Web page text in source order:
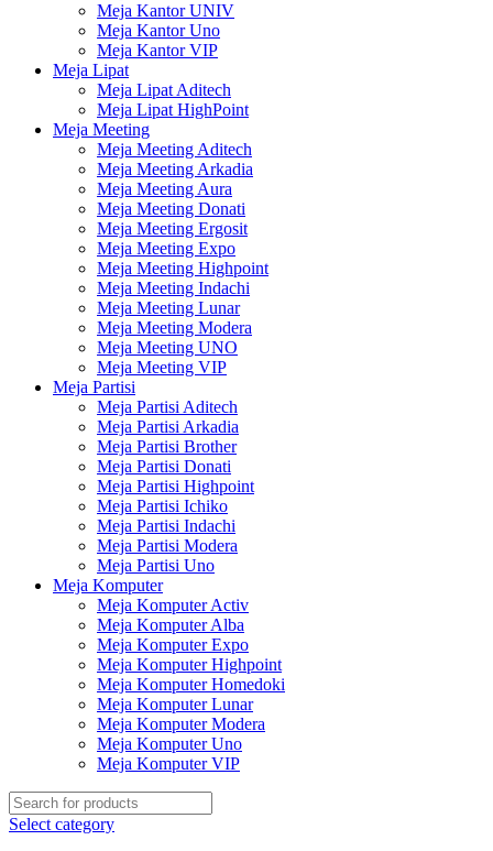
Meja Kantor UNIV
Meja Kantor Uno
Meja Kantor VIP
Meja Lipat
Meja Lipat Aditech
Meja Lipat HighPoint
Meja Meeting
Meja Meeting Aditech
Meja Meeting Arkadia
Meja Meeting Aura
Meja Meeting Donati
Meja Meeting Ergosit
Meja Meeting Expo
Meja Meeting Highpoint
Meja Meeting Indachi
Meja Meeting Lunar
Meja Meeting Modera
Meja Meeting UNO
Meja Meeting VIP
Meja Partisi
Meja Partisi Aditech
Meja Partisi Arkadia
Meja Partisi Brother
Meja Partisi Donati
Meja Partisi Highpoint
Meja Partisi Ichiko
Meja Partisi Indachi
Meja Partisi Modera
Meja Partisi Uno
Meja Komputer
Meja Komputer Activ
Meja Komputer Alba
Meja Komputer Expo
Meja Komputer Highpoint
Meja Komputer Homedoki
Meja Komputer Lunar
Meja Komputer Modera
Meja Komputer Uno
Meja Komputer VIP
Select category